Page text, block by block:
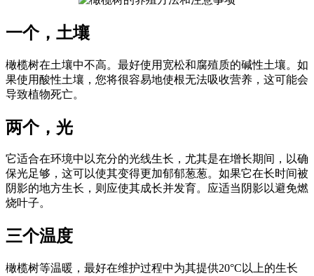
一个，土壤
橄榄树在土壤中不高。最好使用宽松和腐殖质的碱性土壤。如
果使用酸性土壤，您将很容易地使根无法吸收营养，这可能会
导致植物死亡。
两个，光
它适合在环境中以充分的光线生长，尤其是在增长期间，以确
保光足够，这可以使其变得更加郁郁葱葱。如果它在长时间被
阴影的地方生长，则应使其成长并发育。应适当阴影以避免燃
烧叶子。
三个温度
橄榄树等温暖，最好在维护过程中为其提供20°C以上的生长